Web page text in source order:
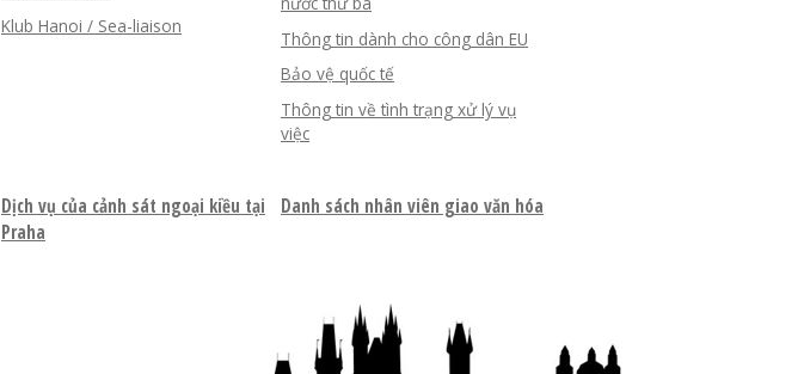
Klub Hanoi / Sea-liaison
Thông tin dành cho công dân EU
Bảo vệ quốc tế
Thông tin về tình trạng xử lý vụ
việc
Dịch vụ của cảnh sát ngoại kiều tại
Praha
Danh sách nhân viên giao văn hóa